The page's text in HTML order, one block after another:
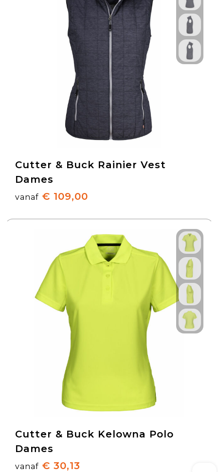
Cutter & Buck Rainier Vest
Dames
vanaf € 109,00
Cutter & Buck Kelowna Polo
Dames
vanaf € 30,13